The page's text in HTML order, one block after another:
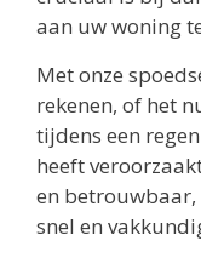
aan uw woning
Met onze
rekenen, of het
tijdens een
heeft
en
snel en